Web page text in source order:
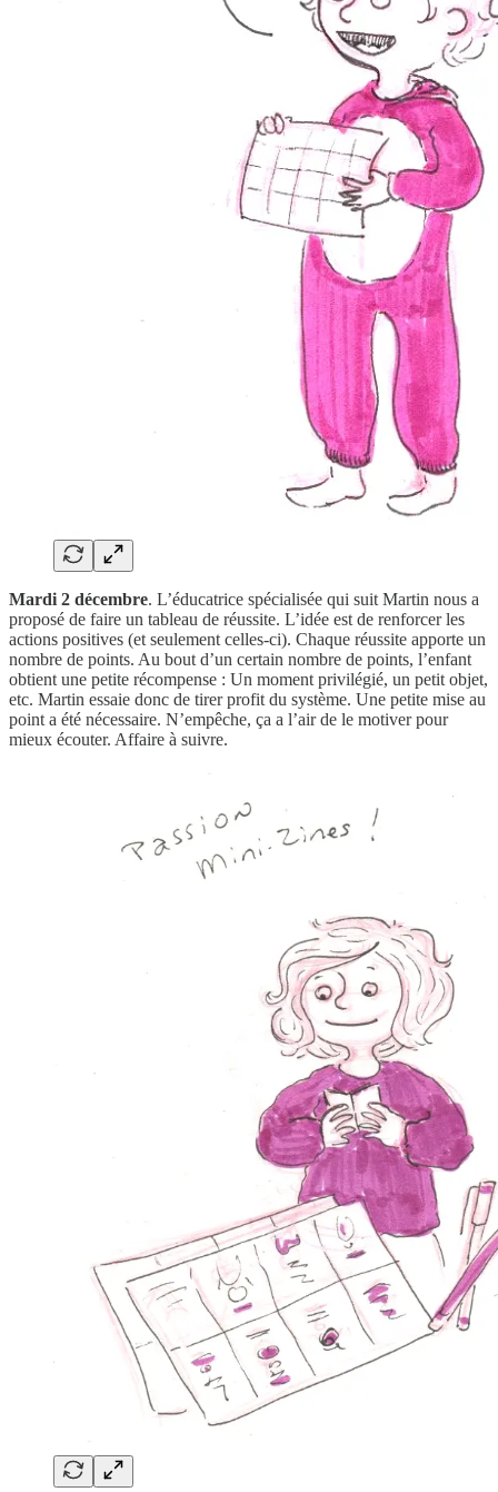
Mardi 2 décembre. L’éducatrice spécialisée qui suit Martin nous a
proposé de faire un tableau de réussite. L’idée est de renforcer les
actions positives (et seulement celles-ci). Chaque réussite apporte un
nombre de points. Au bout d’un certain nombre de points, l’enfant
obtient une petite récompense : Un moment privilégié, un petit objet,
etc. Martin essaie donc de tirer profit du système. Une petite mise au
point a été nécessaire. N’empêche, ça a l’air de le motiver pour
mieux écouter. Affaire à suivre.